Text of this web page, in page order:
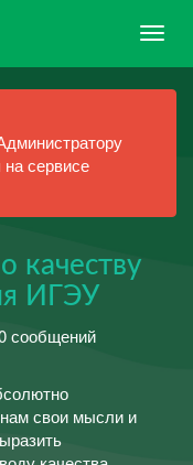
сервисе
качеству
ИГЭУ
сообщений
свои мысли и